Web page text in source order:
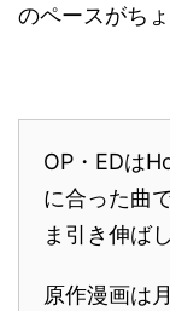
のペースがち
OP・EDは
に合った曲
ま引き伸ば
原作漫画は